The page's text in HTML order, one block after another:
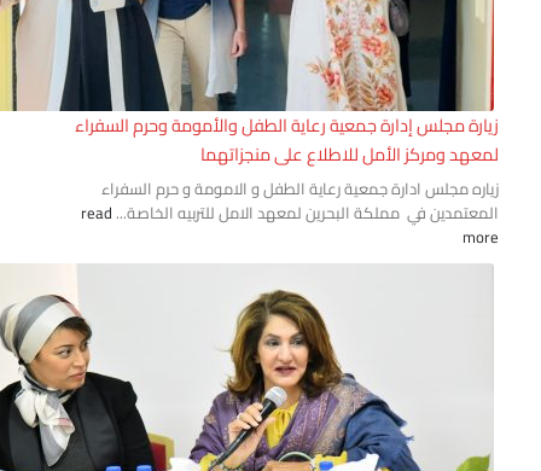
مجلس إدارة جمعية رعاية الطفل والأمومة وحرم السفراء
ومركز الأمل للاطلاع على منجزاتهما
مجلس ادارة جمعية رعاية الطفل و الامومة و حرم السفراء
في مملكة البحرين لمعهد الامل للتربيه الخاصة...read